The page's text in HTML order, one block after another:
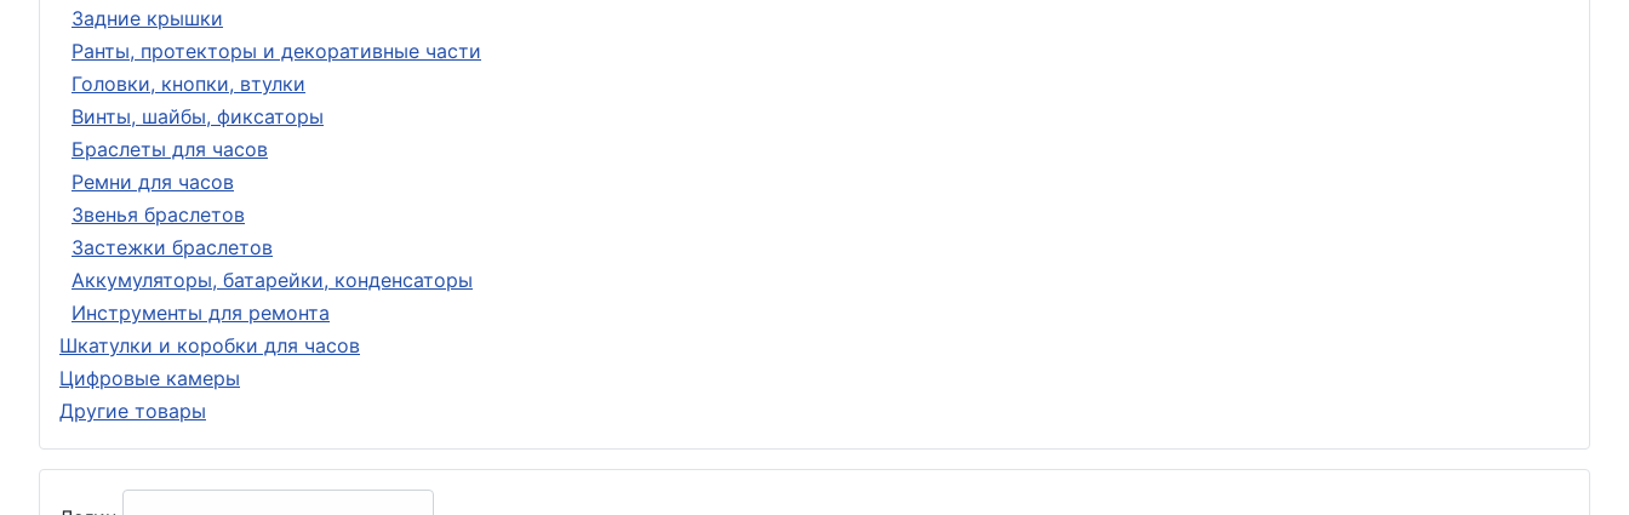
Задние крышки
Ранты, протекторы и декоративные части
Головки, кнопки, втулки
Винты, шайбы, фиксаторы
Браслеты для часов
Ремни для часов
Звенья браслетов
Застежки браслетов
Аккумуляторы, батарейки, конденсаторы
Инструменты для ремонта
Шкатулки и коробки для часов
Цифровые камеры
Другие товары